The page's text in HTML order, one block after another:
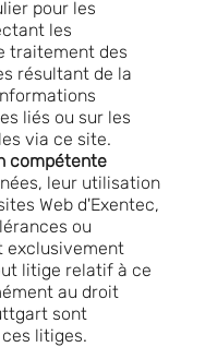
pour les
les
traitement des
résultant de la
liés ou sur les
via ce site.
compétente
leur utilisation
Web d'Exentec,
ou
exclusivement
litige relatif à ce
au droit
sont
litiges.